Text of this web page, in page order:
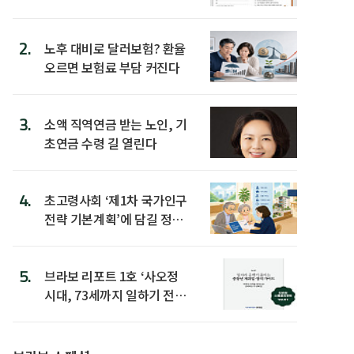
2.
노후 대비로 달러보험? 환율
오르면 보험료 부담 커진다
3.
소액 직역연금 받는 노인, 기
초연금 수령 길 열린다
4.
초고령사회 ‘제1차 국가인구
전략 기본계획’에 담길 정책
5.
브라보 리포트 1호 ‘사오정
시대, 73세까지 일하기 전략’